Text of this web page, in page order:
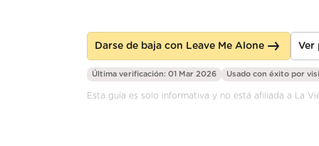
Darse de baja con Leave Me Alone Ver
Última verificación: 01 Mar 2026 Usado con éxito por
Esta guía es solo informativa y no está afiliada a La